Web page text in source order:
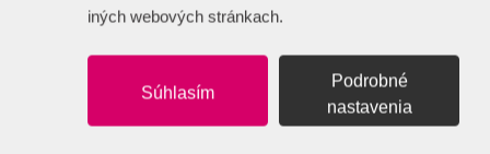
iných webových stránkach.
Súhlasím
Podrobné
nastavenia